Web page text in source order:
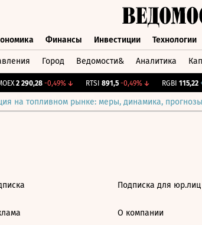
Финансы Инвестиции Технологии
Город Ведомости& Аналитика
2 290,28 -0,49%↓ RTSI 891,5 -0,49%↓ RGBI 115,22
на топливном рынке: меры, динамика, прогнозы
Подписка для юр.лиц
О компании